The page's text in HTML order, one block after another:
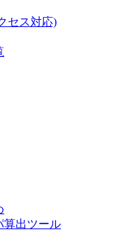
セス対応)
算出ツール